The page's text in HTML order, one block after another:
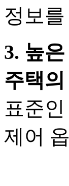
정보
3. 높
주택
표준
제어